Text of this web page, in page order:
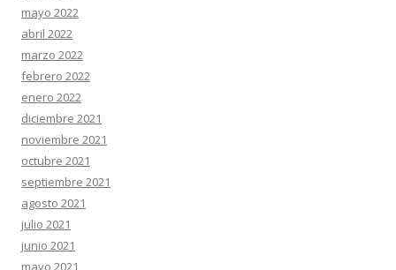
mayo 2022
abril 2022
marzo 2022
febrero 2022
enero 2022
diciembre 2021
noviembre 2021
octubre 2021
septiembre 2021
agosto 2021
julio 2021
junio 2021
mayo 2021